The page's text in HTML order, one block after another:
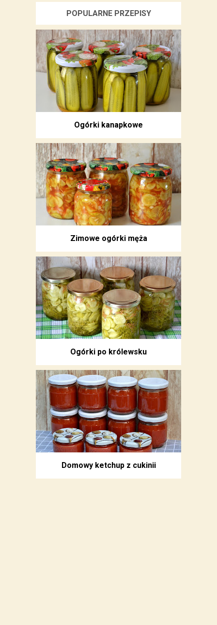
POPULARNE PRZEPISY
Ogórki kanapkowe
Zimowe ogórki męża
Ogórki po królewsku
Domowy ketchup z cukinii